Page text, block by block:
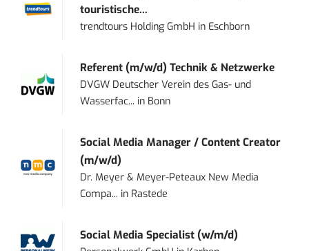
touristische...
trendtours Holding GmbH in Eschborn
Referent (m/w/d) Technik & Netzwerke
DVGW Deutscher Verein des Gas- und
Wasserfac... in Bonn
Social Media Manager / Content Creator
(m/w/d)
Dr. Meyer & Meyer-Peteaux New Media
Compa... in Rastede
Social Media Specialist (w/m/d)